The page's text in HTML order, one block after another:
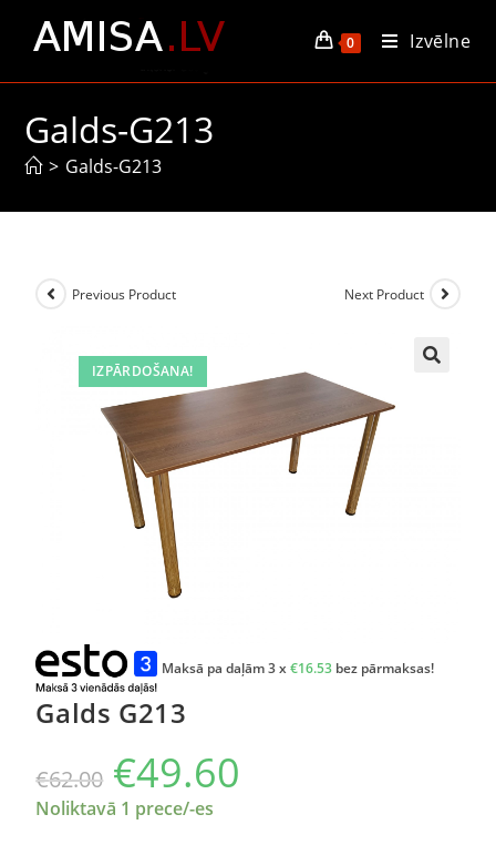
0 Izvēlne
Galds-G213
> Galds-G213
IZPĀRDOŠANA!
Previous Product Next Product
Maksā pa daļām 3 x€16.53 bez pārmaksas!
Galds G213
€62.00 €49.60
Noliktavā 1 prece/-es